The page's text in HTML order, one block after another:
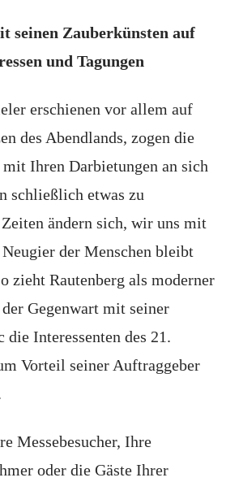
seinen Zauberkünsten auf
und Tagungen
erschienen vor allem auf
des Abendlands, zogen die
Ihren Darbietungen an sich
schließlich etwas zu
ändern sich, wir uns mit
der Menschen bleibt
zieht Rautenberg als moderner
Gegenwart mit seiner
die Interessenten des 21.
Vorteil seiner Auftraggeber
Messebesucher, Ihre
oder die Gäste Ihrer